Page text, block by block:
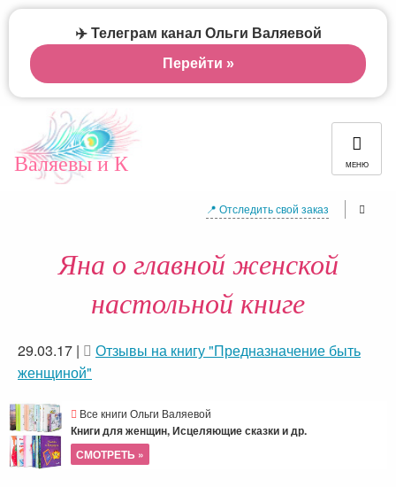
Валяевы и К МЕНЮ
📍 Отследить свой заказ
Яна о главной женской
настольной книге
29.03.17 |
Отзывы на книгу "Предназначение быть
женщиной"
Все книги Ольги Валяевой
Книги для женщин, Исцеляющие сказки и др.
СМОТРЕТЬ »
✈️ Телеграм канал Ольги Валяевой
Перейти »